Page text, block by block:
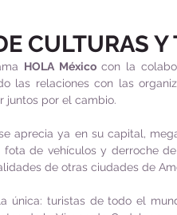
CULTURAS Y
HOLA México con la
las relaciones con las
juntos por el cambio.
aprecia ya en su capital,
de vehículos y derroche
de otras ciudades de
única: turistas de todo el